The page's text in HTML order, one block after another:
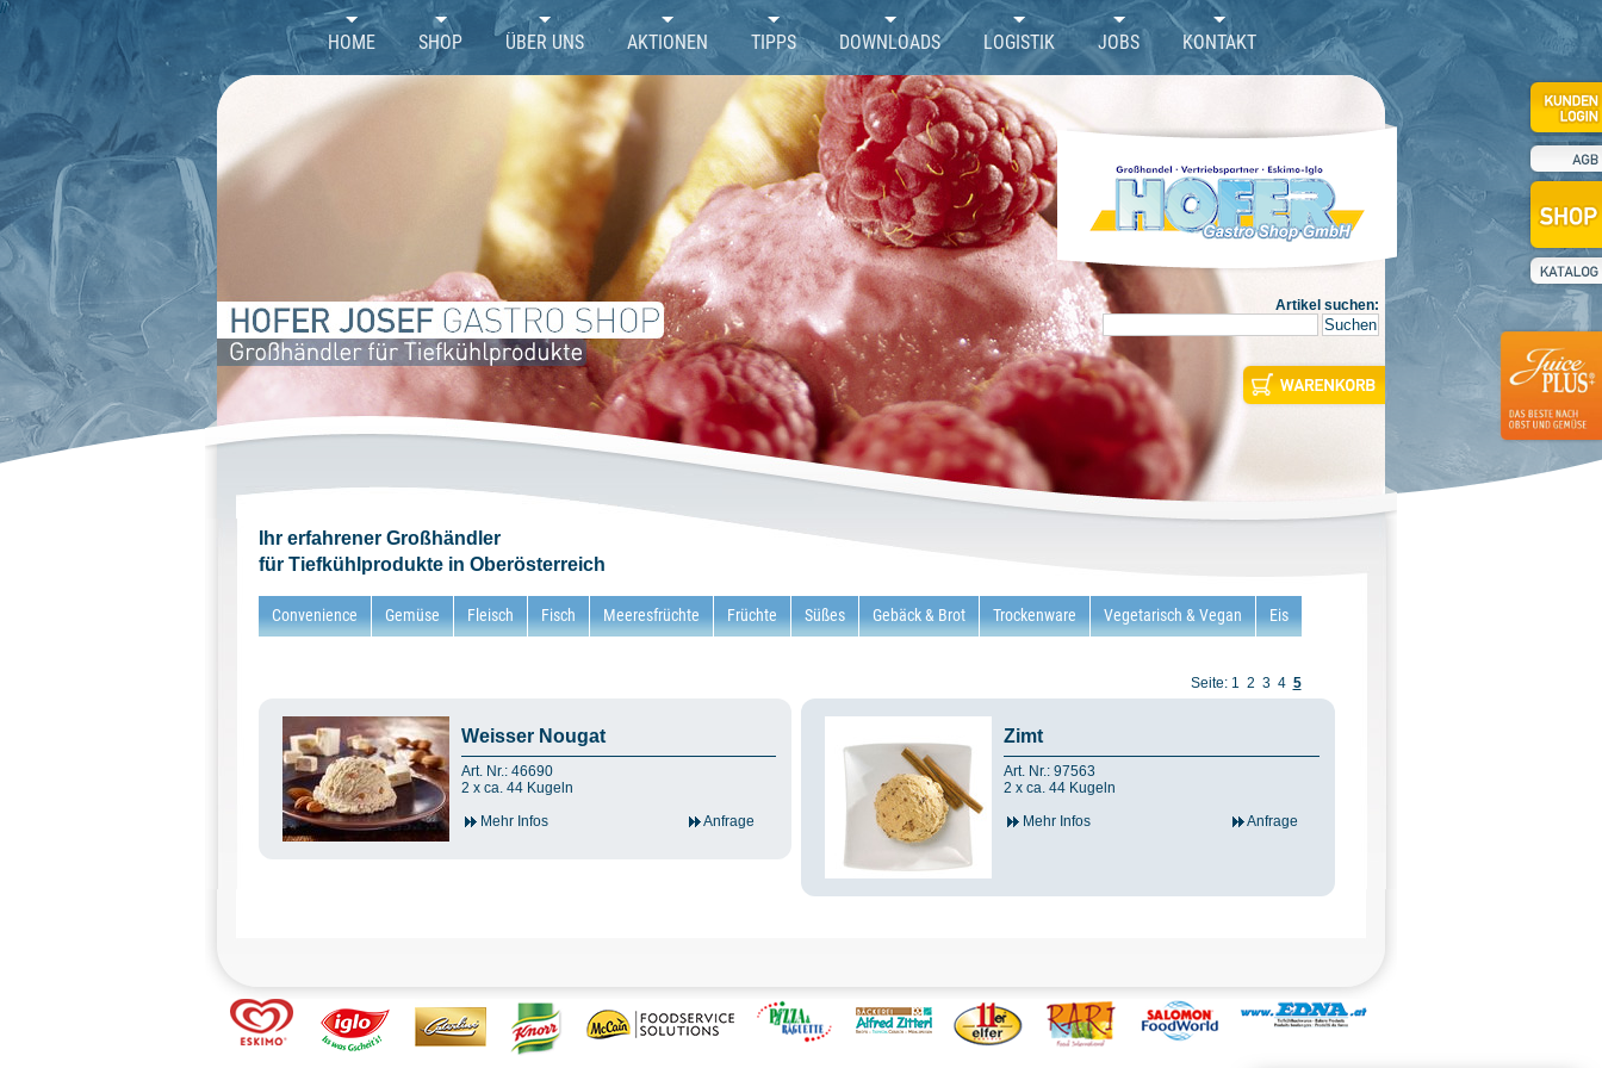
//
HOME SHOP ÜBER UNS AKTIONEN TIPPS DOWNLOADS LOGISTIK JOBS KONTAKT
Artikel suchen:
Ihr erfahrener Großhändler
für Tiefkühlprodukte in Oberösterreich
Convenience Gemüse Fleisch Fisch Meeresfrüchte Früchte Süßes Gebäck & Brot Trockenware Vegetarisch & Vegan Eis
Seite: 1 2 3 4 5
Weisser Nougat
Art. Nr.: 46690
2 x ca. 44 Kugeln
Mehr Infos
Anfrage
Zimt
Art. Nr.: 97563
2 x ca. 44 Kugeln
Mehr Infos
Anfrage